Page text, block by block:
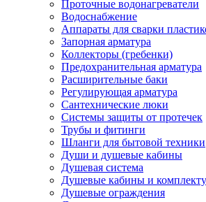
Проточные водонагреватели
Водоснабжение
Аппараты для сварки
Запорная арматура
Коллекторы (гребенки)
Предохранительная арматура
Расширительные баки
Регулирующая арматура
Сантехнические люки
Системы защиты от протечек
Трубы и фитинги
Шланги для бытовой техники
Души и душевые кабины
Душевая система
Душевые кабины и
Душевые ограждения